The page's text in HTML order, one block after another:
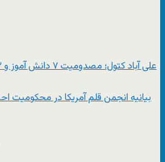
بیانیه‌ انجمن‌ قلم آمریکا در محکومیت